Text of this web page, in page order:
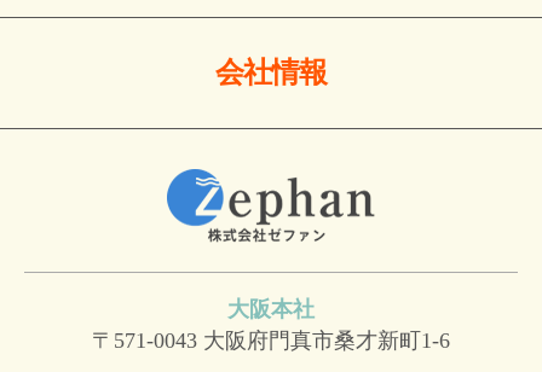
会社情報
大阪本社
〒571-0043 大阪府門真市桑才新町1-6